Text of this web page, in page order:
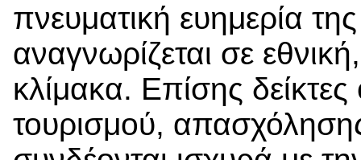
πνευματική ευημερία
αναγνωρίζεται σε
κλίμακα. Επίσης
τουρισμού,